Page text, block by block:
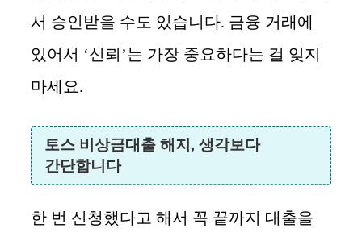
서 승인받을 수도 있습니다. 금융 거래에
있어서 ‘신뢰’는 가장 중요하다는 걸 잊지
마세요.
토스 비상금대출 해지, 생각보다
간단합니다
한 번 신청했다고 해서 꼭 끝까지 대출을